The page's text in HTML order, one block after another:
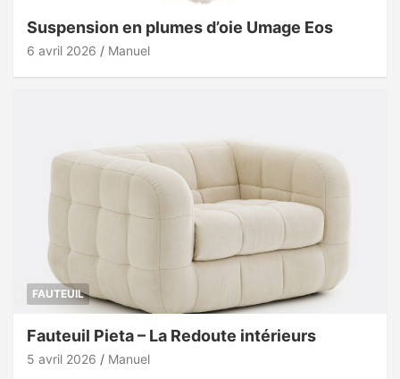
Suspension en plumes d’oie Umage Eos
6 avril 2026 Manuel
FAUTEUIL
Fauteuil Pieta – La Redoute intérieurs
5 avril 2026 Manuel